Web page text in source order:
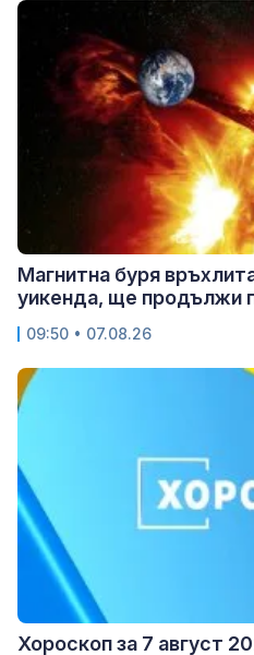
Магнитна буря
уикенда, ще продължи
09:50 • 07.08.26
Хороскоп за 7 август